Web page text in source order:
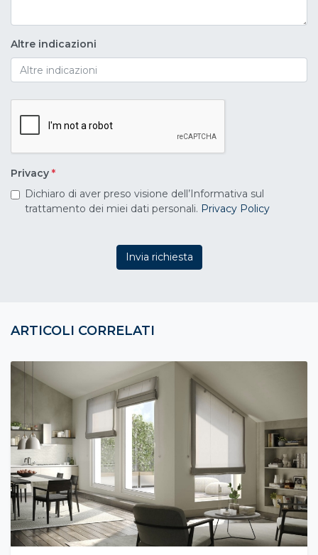
Altre indicazioni
Privacy *
Dichiaro di aver preso visione dell’Informativa sul
trattamento dei miei dati personali. Privacy Policy
Invia richiesta
ARTICOLI CORRELATI